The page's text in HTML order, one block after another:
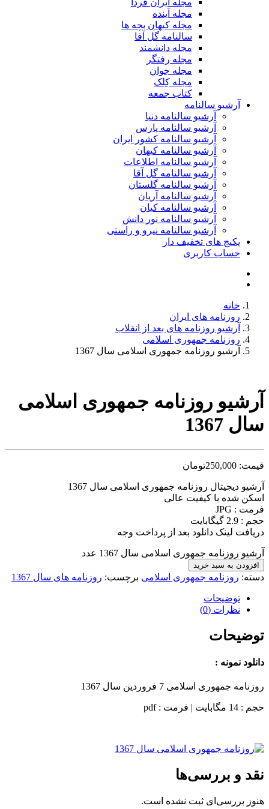
مجله ایران فردا
مجله آینده
مجله کیهان بچه ها
سالنامه گل آقا
مجله دانشمند
مجله رفتگر
مجله جوان
مجله کِلک
کتاب جمعه
آرشیو سالنامه
آرشیو سالنامه دنیا
آرشیو سالنامه پارس
آرشیو سالنامه کشور ایران
آرشیو سالنامه کیهان
آرشیو سالنامه اطلاعات
آرشیو سالنامه گل آقا
آرشیو سالنامه گلستان
آرشیو سالنامه آریان
آرشیو سالنامه کیان
آرشیو سالنامه نور دانش
آرشیو سالنامه نیرو و راستی
پکیج های تخفیف دار
حساب کاربری
خانه
روزنامه های ایران
آرشیو روزنامه های بعد از انقلاب
روزنامه جمهوری اسلامی
آرشیو روزنامه جمهوری اسلامی سال 1367
آرشیو روزنامه جمهوری اسلامی
سال 1367
قیمت: 250,000تومان
آرشیو دیجیتال روزنامه جمهوری اسلامی سال 1367
اسکن شده با کیفیت عالی
فرمت : JPG
حجم : 2.9 گیگابایت
دریافت لینک دانلود بعد از پرداخت وجه
آرشیو روزنامه جمهوری اسلامی سال 1367 عدد
افزودن به سبد خرید
دسته: روزنامه جمهوری اسلامی برچسب: روزنامه های سال 1367
توضیحات
نظرات (0)
توضیحات
دانلود نمونه :
روزنامه جمهوری اسلامی 7 فروردین سال 1367
حجم : 14 مگابایت | فرمت : pdf
نقد و بررسی‌ها
هنوز بررسی‌ای ثبت نشده است.